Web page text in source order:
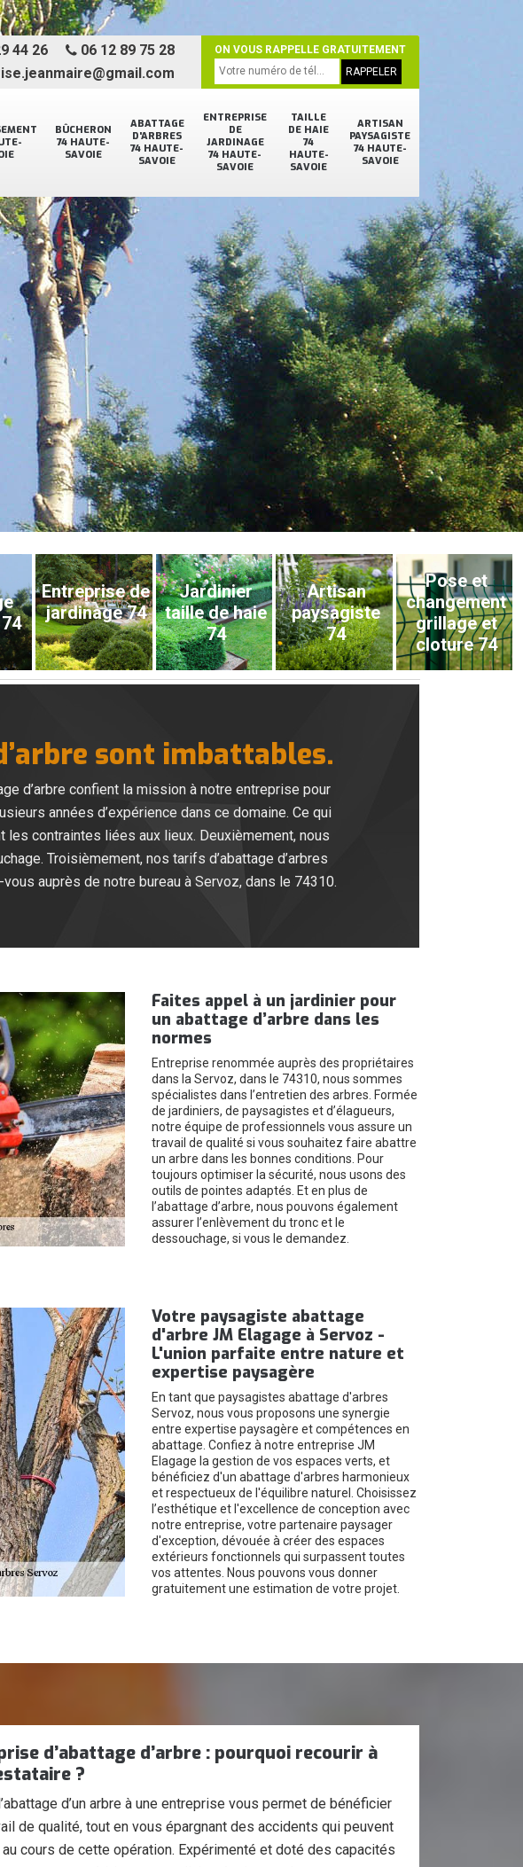
BÛCHERON
74 HAUTE-
SAVOIE
ABATTAGE
D'ARBRES
74 HAUTE-
SAVOIE
ENTREPRISE
DE
JARDINAGE
74 HAUTE-
SAVOIE
TAILLE
DE HAIE
74
HAUTE-
SAVOIE
ARTISAN
PAYSAGISTE
74 HAUTE-
SAVOIE
44 26
06 12 89 75 28
ON VOUS RAPPELLE GRATUITEMENT
Entreprise de
jardinage 74
Jardinier
taille de haie
74
Artisan
paysagiste
74
Pose et
changement
grillage et
cloture 74
sont imbattables.
d’arbre confient la mission à notre entreprise pour
années d’expérience dans ce domaine. Ce qui
contraintes liées aux lieux. Deuxièmement, nous
Troisièmement, nos tarifs d’abattage d’arbres
auprès de notre bureau à Servoz, dans le 74310.
Faites appel à un jardinier pour
un abattage d’arbre dans les
normes
Entreprise renommée auprès des propriétaires
dans la Servoz, dans le 74310, nous sommes
spécialistes dans l’entretien des arbres. Formée
de jardiniers, de paysagistes et d’élagueurs,
notre équipe de professionnels vous assure un
travail de qualité si vous souhaitez faire abattre
un arbre dans les bonnes conditions. Pour
toujours optimiser la sécurité, nous usons des
outils de pointes adaptés. Et en plus de
l’abattage d’arbre, nous pouvons également
assurer l’enlèvement du tronc et le
dessouchage, si vous le demandez.
Votre paysagiste abattage
d'arbre JM Elagage à Servoz -
L'union parfaite entre nature et
expertise paysagère
En tant que paysagistes abattage d'arbres
Servoz, nous vous proposons une synergie
entre expertise paysagère et compétences en
abattage. Confiez à notre entreprise JM
Elagage la gestion de vos espaces verts, et
bénéficiez d'un abattage d'arbres harmonieux
et respectueux de l'équilibre naturel. Choisissez
l’esthétique et l'excellence de conception avec
notre entreprise, votre partenaire paysager
d'exception, dévouée à créer des espaces
extérieurs fonctionnels qui surpassent toutes
vos attentes. Nous pouvons vous donner
gratuitement une estimation de votre projet.
d’abattage d’arbre : pourquoi recourir à
?
d’un arbre à une entreprise vous permet de bénéficier
de qualité, tout en vous épargnant des accidents qui peuvent
au cours de cette opération. Expérimenté et doté des capacités